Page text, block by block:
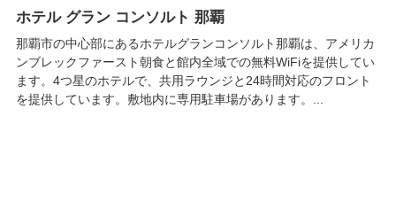
ホテル グラン コンソルト 那覇
那覇市の中心部にあるホテルグランコンソルト那覇は、アメリカ
ンブレックファースト朝食と館内全域での無料WiFiを提供してい
ます。4つ星のホテルで、共用ラウンジと24時間対応のフロント
を提供しています。敷地内に専用駐車場があります。...